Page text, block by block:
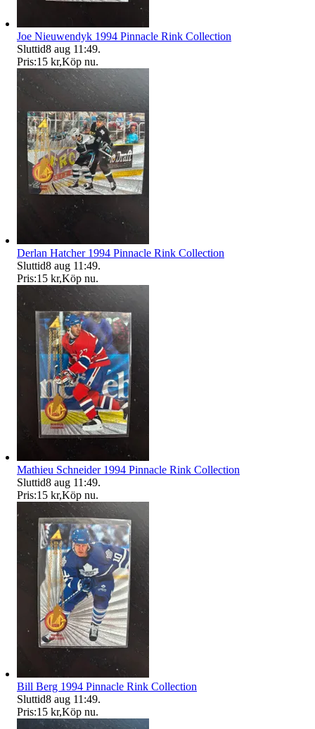
Joe Nieuwendyk 1994 Pinnacle Rink Collection
Sluttid8 aug 11:49.
Pris:15 kr,Köp nu.
Derlan Hatcher 1994 Pinnacle Rink Collection
Sluttid8 aug 11:49.
Pris:15 kr,Köp nu.
Mathieu Schneider 1994 Pinnacle Rink Collection
Sluttid8 aug 11:49.
Pris:15 kr,Köp nu.
Bill Berg 1994 Pinnacle Rink Collection
Sluttid8 aug 11:49.
Pris:15 kr,Köp nu.